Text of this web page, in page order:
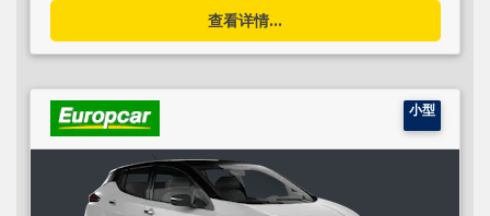
查看详情...
小型